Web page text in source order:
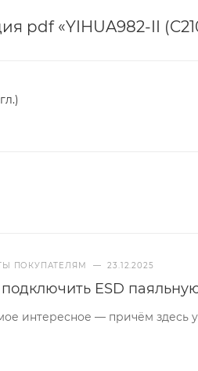
pdf «YIHUA982-II
ПОКУПАТЕЛЯМ — 23.12.2025
ESD
интересное — причём здесь